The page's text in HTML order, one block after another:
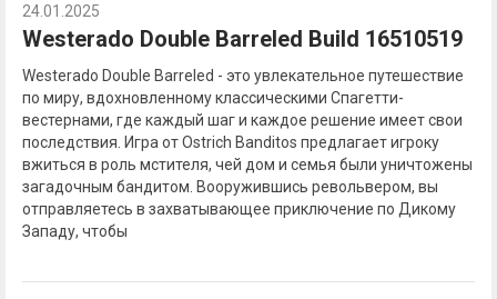
24.01.2025
Westerado Double Barreled Build 16510519
Westerado Double Barreled - это увлекательное путешествие
по миру, вдохновленному классическими Спагетти-
вестернами, где каждый шаг и каждое решение имеет свои
последствия. Игра от Ostrich Banditos предлагает игроку
вжиться в роль мстителя, чей дом и семья были уничтожены
загадочным бандитом. Вооружившись револьвером, вы
отправляетесь в захватывающее приключение по Дикому
Западу, чтобы